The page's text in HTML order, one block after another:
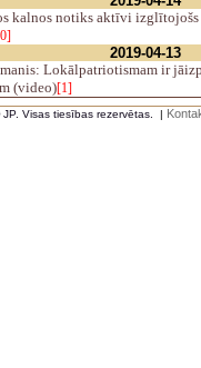
kalnos notiks aktīvi izglītojošs
2019-04-13
Lokālpatriotismam ir
(video)[1]
JP. Visas tiesības rezervētas. |